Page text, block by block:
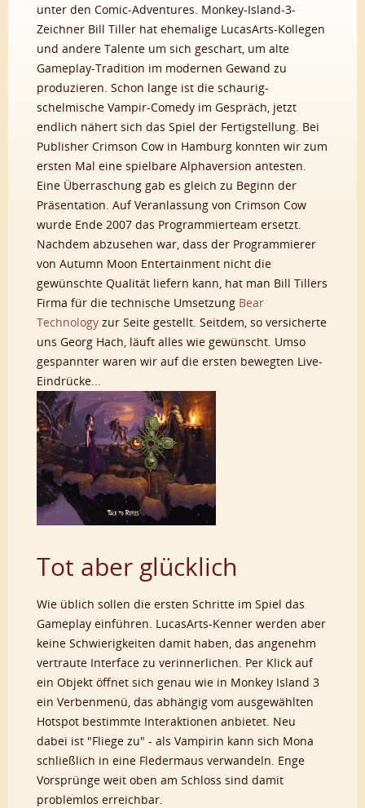
unter den Comic-Adventures. Monkey-Island-3-
Zeichner Bill Tiller hat ehemalige LucasArts-Kollegen
und andere Talente um sich geschart, um alte
Gameplay-Tradition im modernen Gewand zu
produzieren. Schon lange ist die schaurig-
schelmische Vampir-Comedy im Gespräch, jetzt
endlich nähert sich das Spiel der Fertigstellung. Bei
Publisher Crimson Cow in Hamburg konnten wir zum
ersten Mal eine spielbare Alphaversion antesten.
Eine Überraschung gab es gleich zu Beginn der
Präsentation. Auf Veranlassung von Crimson Cow
wurde Ende 2007 das Programmierteam ersetzt.
Nachdem abzusehen war, dass der Programmierer
von Autumn Moon Entertainment nicht die
gewünschte Qualität liefern kann, hat man Bill Tillers
Firma für die technische Umsetzung Bear
Technology zur Seite gestellt. Seitdem, so versicherte
uns Georg Hach, läuft alles wie gewünscht. Umso
gespannter waren wir auf die ersten bewegten Live-
Eindrücke...
Tot aber glücklich
Wie üblich sollen die ersten Schritte im Spiel das
Gameplay einführen. LucasArts-Kenner werden aber
keine Schwierigkeiten damit haben, das angenehm
vertraute Interface zu verinnerlichen. Per Klick auf
ein Objekt öffnet sich genau wie in Monkey Island 3
ein Verbenmenü, das abhängig vom ausgewählten
Hotspot bestimmte Interaktionen anbietet. Neu
dabei ist "Fliege zu" - als Vampirin kann sich Mona
schließlich in eine Fledermaus verwandeln. Enge
Vorsprünge weit oben am Schloss sind damit
problemlos erreichbar.